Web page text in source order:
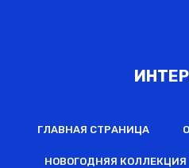
ГЛАВНАЯ СТРАНИЦА
НОВОГОДНЯЯ КОЛЛЕКЦИЯ